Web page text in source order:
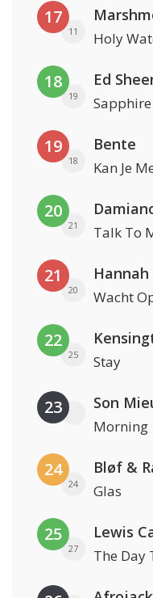
17
11 Holy
18
19
Ed
Sapphire
19
18
Bente
Kan Je
20
21 Talk To
21
20 Wacht
22
25 Stay
23 Son
Morning
24
24
Bløf &
Glas
25
27
Lewis
The Day